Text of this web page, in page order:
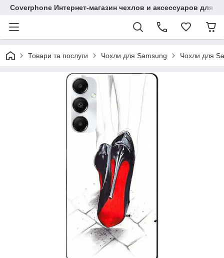
Coverphone Интернет-магазин чехлов и аксессуаров для
Товари та послуги Чохли для Samsung Чохли для